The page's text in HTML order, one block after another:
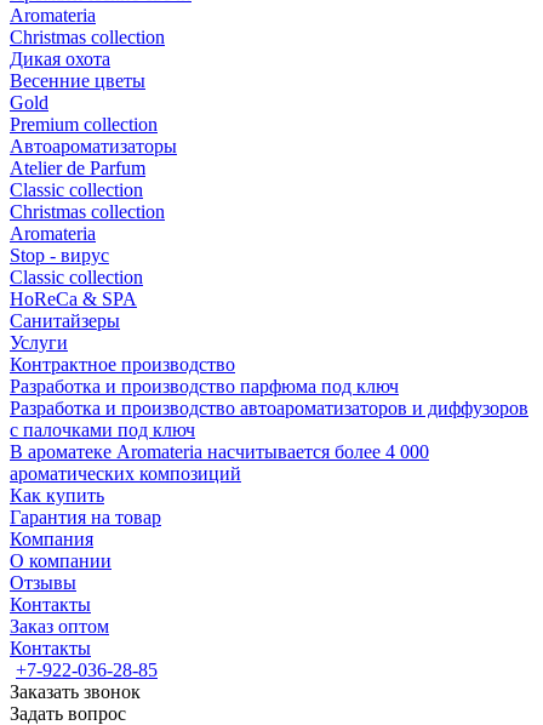
Aromateria
Сhristmas collection
Дикая охота
Весенние цветы
Gold
Premium collection
Автоароматизаторы
Atelier de Parfum
Classic collection
Christmas collection
Aromateria
Stop - вирус
Сlassic collection
HoReCa & SPA
Санитайзеры
Услуги
Контрактное производство
Разработка и производство парфюма под ключ
Разработка и производство автоароматизаторов и диффузоров
с палочками под ключ
В ароматеке Aromateria насчитывается более 4 000
ароматических композиций
Как купить
Гарантия на товар
Компания
О компании
Отзывы
Контакты
Заказ оптом
Контакты
+7-922-036-28-85
Заказать звонок
Задать вопрос